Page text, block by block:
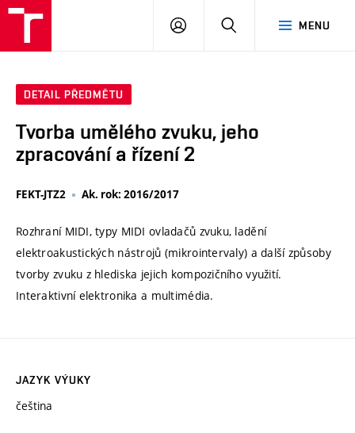
MENU
PŘIHLÁSIT
DETAIL PŘEDMĚTU
Tvorba umělého zvuku, jeho
zpracování a řízení 2
FEKT-JTZ2 Ak. rok: 2016/2017
Rozhraní MIDI, typy MIDI ovladačů zvuku, ladění
elektroakustických nástrojů (mikrointervaly) a další způsoby
tvorby zvuku z hlediska jejich kompozičního využití.
Interaktivní elektronika a multimédia.
JAZYK VÝUKY
čeština